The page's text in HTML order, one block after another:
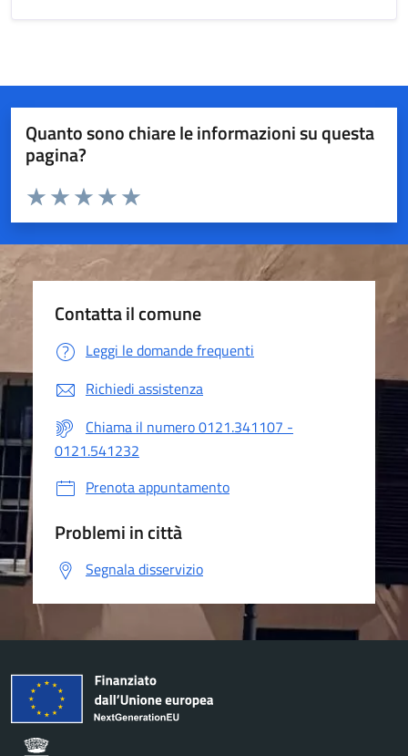
Quanto sono chiare le informazioni su questa
pagina?
Valuta da 1 a 5 stelle la pagina
Valuta 5 stelle su 5
Valuta 4 stelle su 5
Valuta 3 stelle su 5
Valuta 2 stelle su 5
Valuta 1 stelle su 5
Contatta il comune
Leggi le domande frequenti
Richiedi assistenza
Chiama il numero 0121.341107 -
0121.541232
Prenota appuntamento
Problemi in città
Segnala disservizio